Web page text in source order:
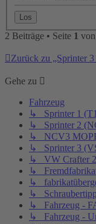
2 Beiträge • Seite 1 von
Zurück zu „Sprinter
Gehe zu
Fahrzeug
↳ Sprinter 1
↳ Sprinter 2
↳ NCV3 MOPF
↳ Sprinter 3
↳ VW Crafter
↳
↳
↳
↳ Fahrzeug -
↳ Fahrzeug -